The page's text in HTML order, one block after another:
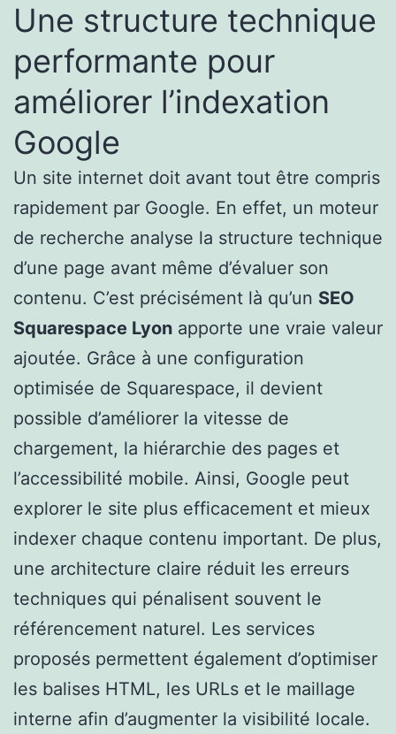
Une structure technique
performante pour
améliorer l’indexation
Google
Un site internet doit avant tout être compris
rapidement par Google. En effet, un moteur
de recherche analyse la structure technique
d’une page avant même d’évaluer son
contenu. C’est précisément là qu’un SEO
Squarespace Lyon apporte une vraie valeur
ajoutée. Grâce à une configuration
optimisée de Squarespace, il devient
possible d’améliorer la vitesse de
chargement, la hiérarchie des pages et
l’accessibilité mobile. Ainsi, Google peut
explorer le site plus efficacement et mieux
indexer chaque contenu important. De plus,
une architecture claire réduit les erreurs
techniques qui pénalisent souvent le
référencement naturel. Les services
proposés permettent également d’optimiser
les balises HTML, les URLs et le maillage
interne afin d’augmenter la visibilité locale.